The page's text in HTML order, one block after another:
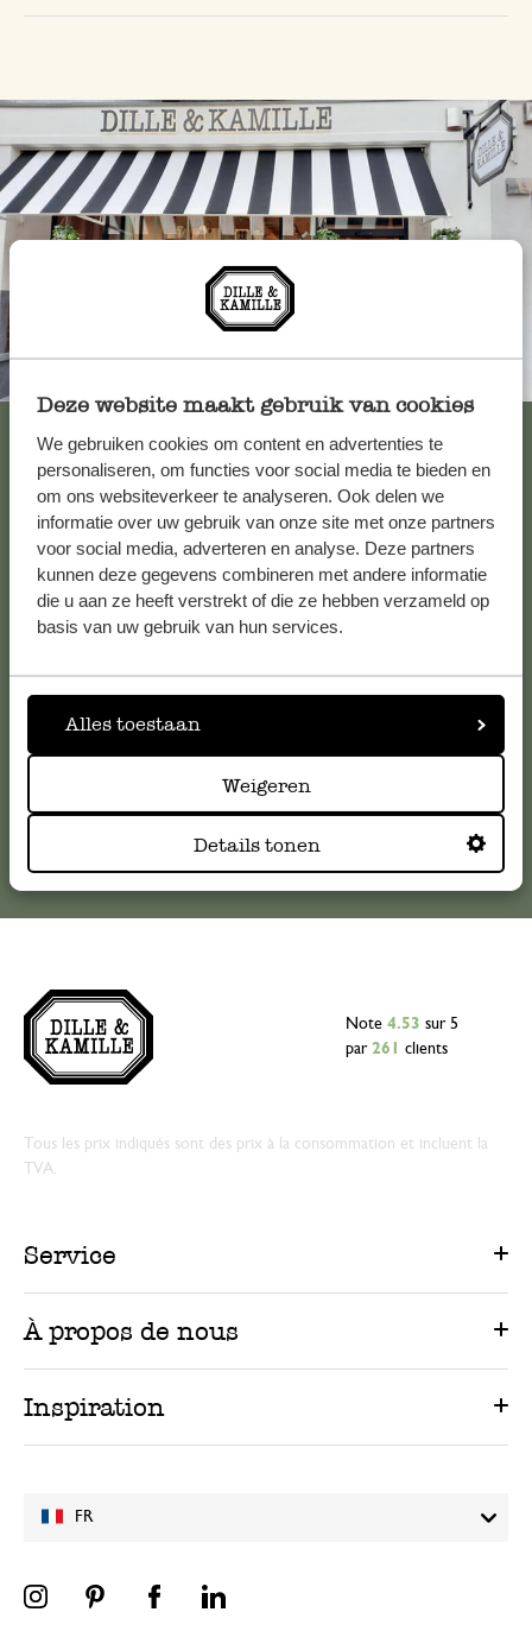
Deze website maakt gebruik van cookies
We gebruiken cookies om content en advertenties te
personaliseren, om functies voor social media te bieden en
om ons websiteverkeer te analyseren. Ook delen we
informatie over uw gebruik van onze site met onze partners
voor social media, adverteren en analyse. Deze partners
kunnen deze gegevens combineren met andere informatie
die u aan ze heeft verstrekt of die ze hebben verzameld op
basis van uw gebruik van hun services.
Alles toestaan
Weigeren
Details tonen
Service clientèle
Pour toute question ou demande de conseil ou d’aide,
veuillez contacter notre service clientèle. Ou retrouvez ici
serviceclientele@dille-kamille.com
FR
Note 4.53 sur 5
par 261 clients
Tous les prix indiqués sont des prix à la consommation et incluent la
TVA.
Service
À propos de nous
Inspiration